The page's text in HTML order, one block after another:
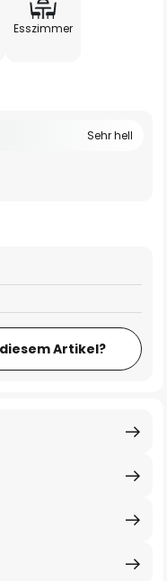
Esszimmer
Sehr hell
Artikel?